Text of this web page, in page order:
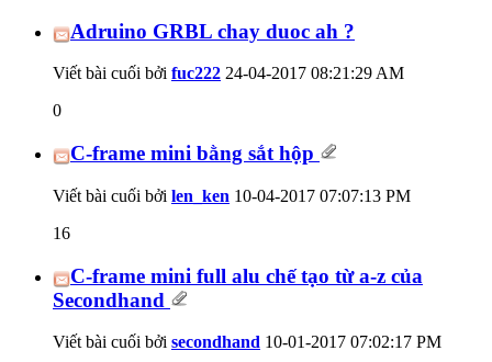
Adruino GRBL chay duoc ah ?
Viết bài cuối bởi fuc222 24-04-2017 08:21:29 AM
0
C-frame mini bằng sắt hộp
Viết bài cuối bởi len_ken 10-04-2017 07:07:13 PM
16
C-frame mini full alu chế tạo từ a-z của
Secondhand
Viết bài cuối bởi secondhand 10-01-2017 07:02:17 PM